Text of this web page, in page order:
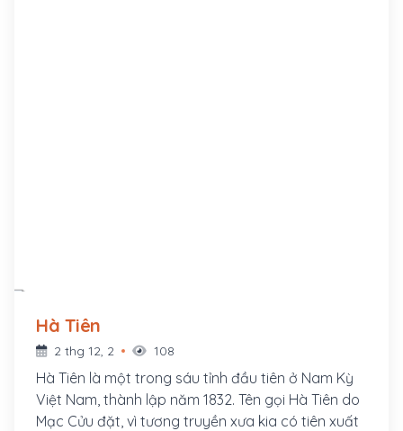
Hà Tiên
2 thg 12, 2 108
Hà Tiên là một trong sáu tỉnh đầu tiên ở Nam Kỳ
Việt Nam, thành lập năm 1832. Tên gọi Hà Tiên do
Mạc Cửu đặt, vì tương truyền xưa kia có tiên xuất